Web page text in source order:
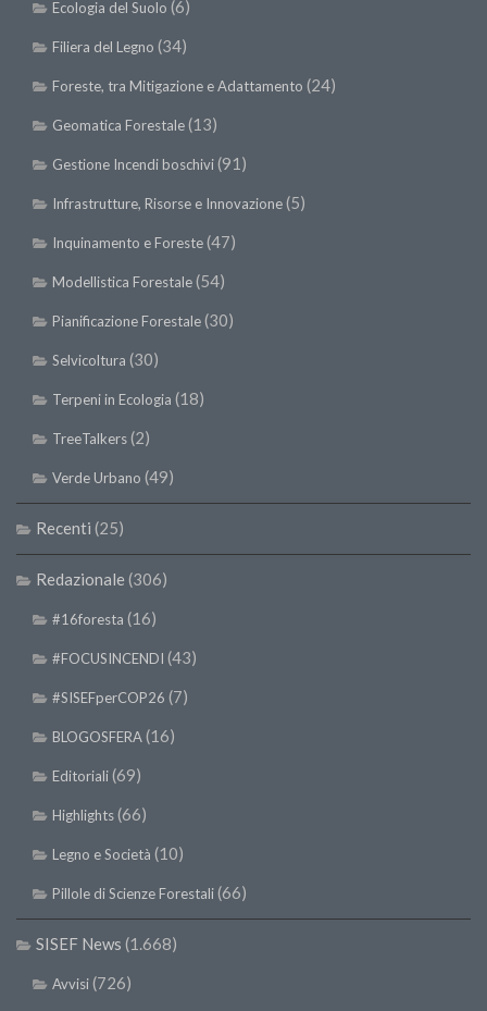
Ecologia del Suolo (6)
Filiera del Legno (34)
Foreste, tra Mitigazione e Adattamento (24)
Geomatica Forestale(13)
Gestione Incendi boschivi(91)
Infrastrutture, Risorse e Innovazione(5)
Inquinamento e Foreste(47)
Modellistica Forestale(54)
Pianificazione Forestale(30)
Selvicoltura (30)
Terpeni in Ecologia (18)
TreeTalkers(2)
Verde Urbano (49)
Recenti (25)
Redazionale (306)
#16foresta (16)
#FOCUSINCENDI (43)
#SISEFperCOP26 (7)
BLOGOSFERA(16)
Editoriali(69)
Highlights(66)
Legno e Società (10)
Pillole di Scienze Forestali(66)
SISEF News (1.668)
Avvisi(726)